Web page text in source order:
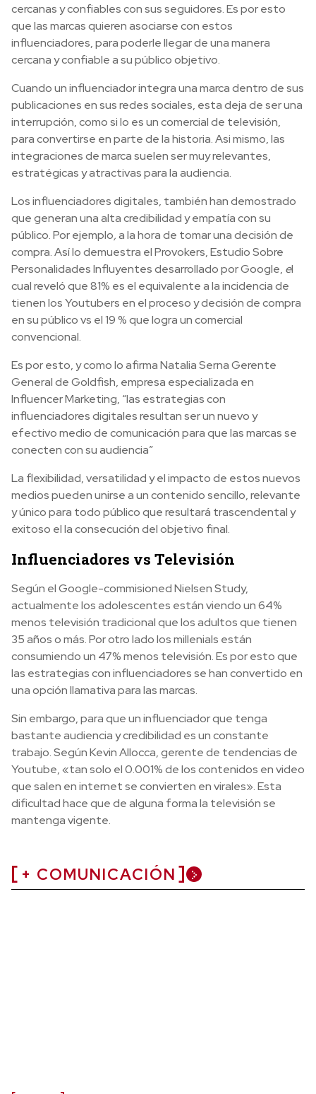
cercanas y confiables con sus seguidores. Es por esto
que las marcas quieren asociarse con estos
influenciadores, para poderle llegar de una manera
cercana y confiable a su público objetivo.
Cuando un influenciador integra una marca dentro de sus
publicaciones en sus redes sociales, esta deja de ser una
interrupción, como si lo es un comercial de televisión,
para convertirse en parte de la historia. Asi mismo, las
integraciones de marca suelen ser muy relevantes,
estratégicas y atractivas para la audiencia.
Los influenciadores digitales, también han demostrado
que generan una alta credibilidad y empatía con su
público. Por ejemplo,a la hora de tomar una decisión de
compra. Así lo demuestra el Provokers, Estudio Sobre
Personalidades Influyentes desarrollado por Google, el
cual reveló que 81% es el equivalente a la incidencia de
tienen los Youtubers en el proceso y decisión de compra
en su público vs el 19 % que logra un comercial
convencional.
Es por esto, y como lo afirma Natalia Serna Gerente
General de Goldfish, empresa especializada en
Influencer Marketing, “las estrategias con
influenciadores digitales resultan ser un nuevo y
efectivo medio de comunicación para que las marcas se
conecten con su audiencia”
La flexibilidad, versatilidad y el impacto de estos nuevos
medios pueden unirse a un contenido sencillo, relevante
y único para todo público que resultará trascendental y
exitoso el la consecución del objetivo final.
Influenciadores vs Televisión
Según el Google-commisioned Nielsen Study,
actualmente los adolescentes están viendo un 64%
menos televisión tradicional que los adultos que tienen
35 años o más. Por otro lado los millenials están
consumiendo un 47% menos televisión. Es por esto que
las estrategias con influenciadores se han convertido en
una opción llamativa para las marcas.
Sin embargo, para que un influenciador que tenga
bastante audiencia y credibilidad es un constante
trabajo. Según Kevin Allocca, gerente de tendencias de
Youtube, «tan solo el 0.001% de los contenidos en video
que salen en internet se convierten en virales». Esta
dificultad hace que de alguna forma la televisión se
mantenga vigente.
+ COMUNICACIÓN